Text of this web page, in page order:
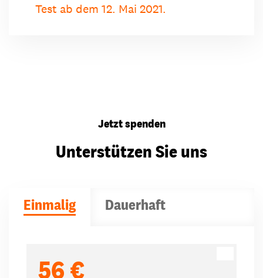
Test ab dem 12. Mai 2021.
Jetzt spenden
Unterstützen Sie uns
Einmalig Dauerhaft
56 €